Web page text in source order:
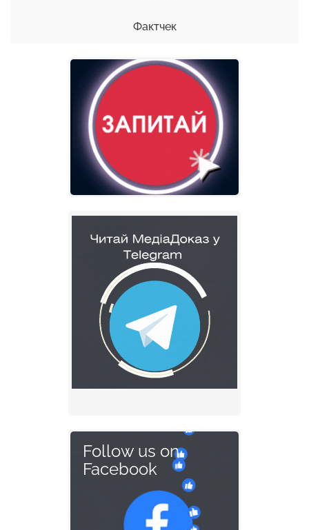
Фактчек
Follow us on
Facebook